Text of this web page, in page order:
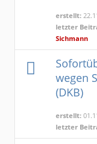
erstellt:
letzter
Sichmann
wegen
(DKB)
erstellt:
letzter